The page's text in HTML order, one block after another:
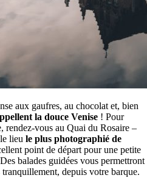
aux gaufres, au chocolat et, bien
la douce Venise ! Pour
rendez-vous au Quai du Rosaire –
lieu le plus photographié de
point de départ pour une petite
balades guidées vous permettront
depuis votre barque.